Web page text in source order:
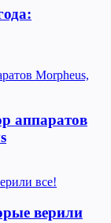
аппаратов
верили